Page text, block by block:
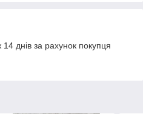
днів за рахунок покупця